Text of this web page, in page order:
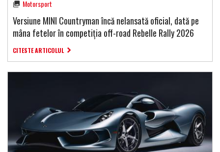
Motorsport
Versiune MINI Countryman încă nelansată oficial, dată pe
mâna fetelor în competiția off-road Rebelle Rally 2026
CITESTE ARTICOLUL